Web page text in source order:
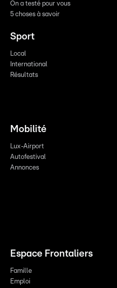
On a testé pour vous
5 choses à savoir
Sport
Local
International
Résultats
Mobilité
Lux-Airport
Autofestival
Annonces
Espace Frontaliers
Famille
Emploi